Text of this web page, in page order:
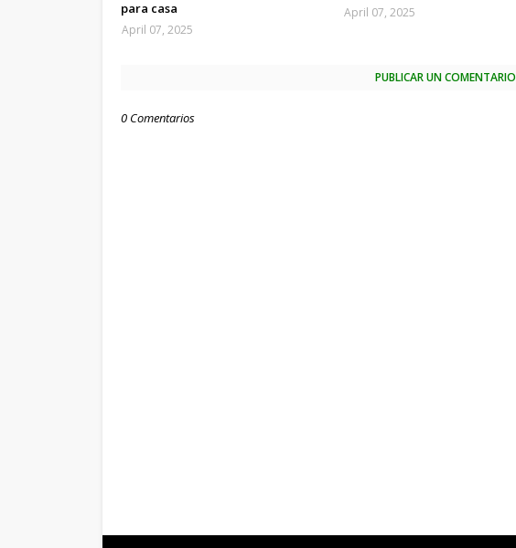
para casa
April 07, 2025
April 07, 2025
PUBLICAR UN COMENTARIO
0 Comentarios